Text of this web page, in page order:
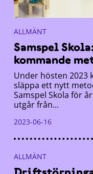
ALLMÄNT
Samspel
kommande
Under hösten 2023
släppa ett nytt
Samspel Skola för
utgår från...
2023-06-16
ALLMÄNT